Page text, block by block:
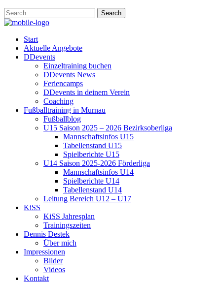
Start
Aktuelle Angebote
DDevents
Einzeltraining buchen
DDevents News
Feriencamps
DDevents in deinem Verein
Coaching
Fußballtraining in Murnau
Fußballblog
U15 Saison 2025 – 2026 Bezirksoberliga
Mannschaftsinfos U15
Tabellenstand U15
Spielberichte U15
U14 Saison 2025-2026 Förderliga
Mannschaftsinfos U14
Spielberichte U14
Tabellenstand U14
Leitung Bereich U12 – U17
KiSS
KiSS Jahresplan
Trainingszeiten
Dennis Destek
Über mich
Impressionen
Bilder
Videos
Kontakt